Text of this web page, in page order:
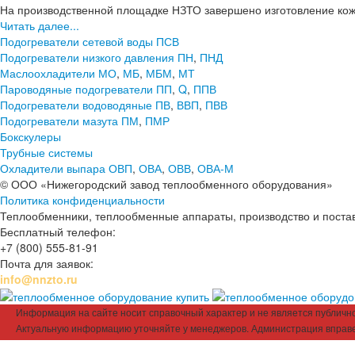
На производственной площадке НЗТО завершено изготовление
Читать далее...
Подогреватели сетевой воды ПСВ
Подогреватели низкого давления ПН, ПНД
Маслоохладители МО, МБ, МБМ, МТ
Пароводяные подогреватели ПП, Q, ППВ
Подогреватели водоводяные ПВ, ВВП, ПВВ
Подогреватели мазута ПМ, ПМР
Бокскулеры
Трубные системы
Охладители выпара ОВП, ОВА, ОВВ, ОВА-М
© ООО «Нижегородский завод теплообменного оборудования»
Политика конфиденциальности
Теплообменники, теплообменные аппараты, производство и
Бесплатный телефон:
+7 (800) 555-81-91
Почта для заявок:
info@nnzto.ru
Информация на сайте носит справочный характер и не является
Актуальную информацию уточняйте у менеджеров. Администрация